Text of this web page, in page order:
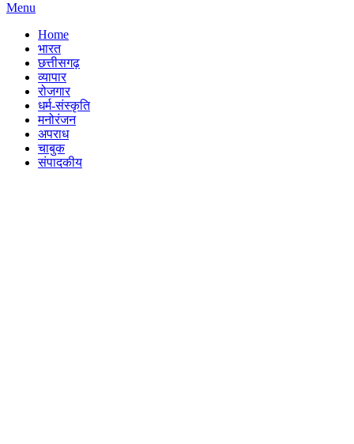
Menu
Home
भारत
छत्तीसगढ़
व्यापार
रोजगार
धर्म-संस्कृति
मनोरंजन
अपराध
चाबुक
संपादकीय